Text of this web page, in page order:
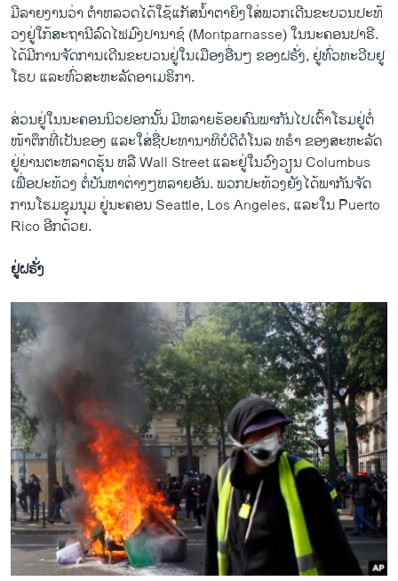
ມີ​ລາຍ​ງານ​ວ່າ ​ຕຳ​ຫລວດ​ໄດ້​ໃຊ້ແກັ​ສ​ນ້ຳ​ຕາຍິງ​ໃສ່​ພວກ​ເດີນ​ຂະ​ບວນ​ປະທ້​
ວງ​ຢູ່​ໃກ້​ສະ​ຖາ​ນີ​ລົດ​ໄຟມົງ​ປາ​ນາ​ຊ໌ (Montparnasse) ໃນ​ນະ​ຄອນ​ປາ​ຣີ.​
ໄດ້​ມີ​ການ​ຈັດ​ການ​ເດີນ​ຂະ​ບວ​ນຢູ່​ໃນ​ເມືອງ​ອື່ນໆ ຂອງ​ຝ​ຣັ່ງ, ຢູ່​ທົ່ວທະ​ວີບ​ຢູ​
ໂຣບ ແລະ​ທົ່ວ​ສະ​ຫະ​ລັດ​ອາ​ເມ​ຣິ​ກາ.
ສ່ວນຢູ່​ໃນ​ນະ​ຄອນ​ນິວຢອກນັ້ນ ມີ​ຫລາຍ​ຮ້ອຍ​ຄົນ​ພາ​ກັນ​ໄປ​ເຕົ້າ​ໂຮມ​ຢູ່​ຕໍ່​
ໜ້າ​ຕຶກ​ທີ່​ເປັນ​ຂອງ ແລະໃສ່​ຊື່​ປະ​ທາ​ນາ​ທິ​ບໍ​ດີດໍ​ໂນ​ລ ທ​ຣຳ​ ຂອງສະ​ຫະ​ລັດ
ຢູ່​ຍ່ານຕະ​ຫລາດ​ຮຸ້ນ ຫລື Wall Street ແລະ​ຢູ່​ໃນ​ວົງ​ວຽນ Columbus
ເພື່ອ​ປະ​ທ້​ວງ ຕໍ່​ບັນ​ຫາ​ຕ່າງໆ​ຫລາຍ​ອັນ. ພວກ​ປະ​ທ້ວງ​ຍັງ​ໄດ້​ພາ​ກັນ​ຈັດ​
ການ​ໂຮມ​ຊຸມ​ນຸມ ຢູ່​ນະ​ຄອນ Seattle, Los Angeles, ແລະ​ໃນ Puerto
Rico ອີກ​ດ້ວຍ.
ຢູ່​ຝ​ຣັ່ງ